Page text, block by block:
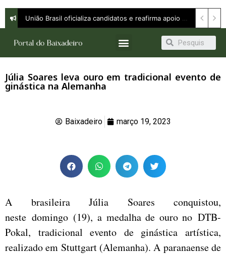
Júlia Soares leva ouro em tradicional evento de
ginástica na Alemanha
Baixadeiro março 19, 2023
A brasileira Júlia Soares conquistou,
neste domingo (19), a medalha de ouro no DTB-
Pokal, tradicional evento de ginástica artística,
realizado em Stuttgart (Alemanha). A paranaense de